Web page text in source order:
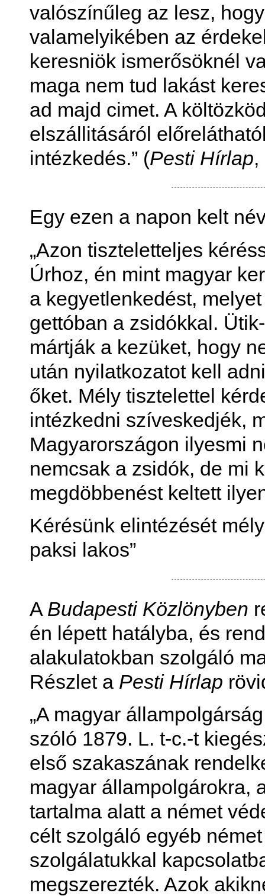
valószínűleg az lesz,
valamelyikében az
keresniök ismerősöknél
maga nem tud lakást
ad majd cimet. A
elszállitásáról
intézkedés.” (Pesti Hírlap
Egy ezen a napon kelt
„Azon tiszteletteljes
Úrhoz, én mint magyar
a kegyetlenkedést,
gettóban a zsidókkal.
mártják a kezüket, hogy
után nyilatkozatot kell
őket. Mély tisztelettel
intézkedni szíveskedjék,
Magyarországon ilyesmi
nemcsak a zsidók, de mi
megdöbbenést keltett
Kérésünk elintézését
paksi lakos”
A Budapesti Közlönyben
én lépett hatályba, és
alakulatokban szolgáló
Részlet a Pesti Hírlap
„A magyar
szóló 1879. L. t-c.-t
első szakaszának
magyar állampolgárokra,
tartalma alatt a német
célt szolgáló egyéb
szolgálatukkal
megszerezték. Azok